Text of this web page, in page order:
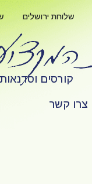
שלוחת ירושלים
קורסים וסדנאות
צרו קשר